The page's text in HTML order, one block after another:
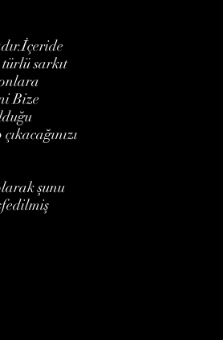
sarkıt
Bize
şunu